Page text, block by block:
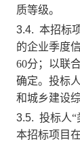
质等级。
3.4. 本招标
的企业季度
60分；以联
确定。投标
和城乡建设
3.5. 投标人“
本招标项目